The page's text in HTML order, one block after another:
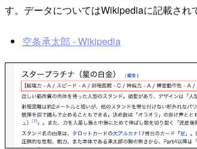
す。データについてはWikipediaに記載され
空条承太郎 - Wikipedia